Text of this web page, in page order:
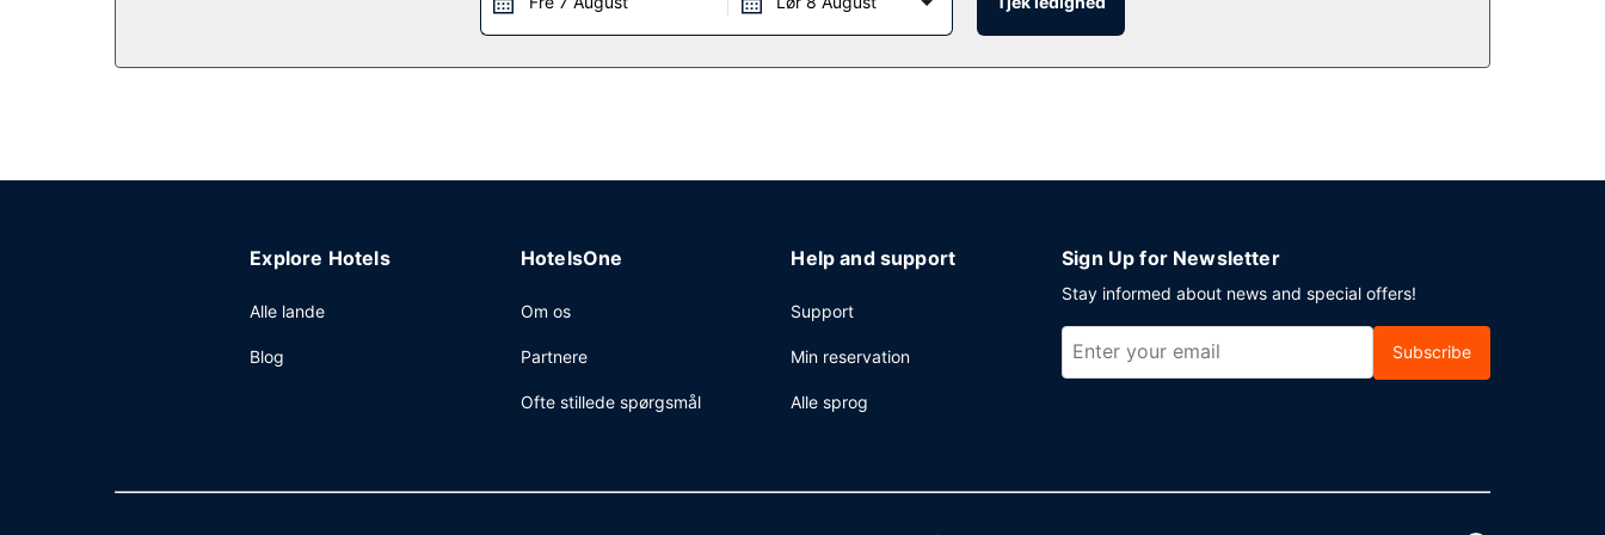
Som en ekstra service tilbydes der gratis morgenmad dagligt fra kl. 07.30 til kl. 09.00.
Explore Hotels
Alle lande
Blog
HotelsOne
Om os
Partnere
Ofte stillede spørgsmål
Help and support
Support
Min reservation
Alle sprog
Sign Up for Newsletter
Stay informed about news and special offers!
Subscribe